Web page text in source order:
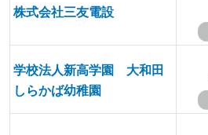
株式会社三友電設
学校法人新高学園 大和田
しらかば幼稚園